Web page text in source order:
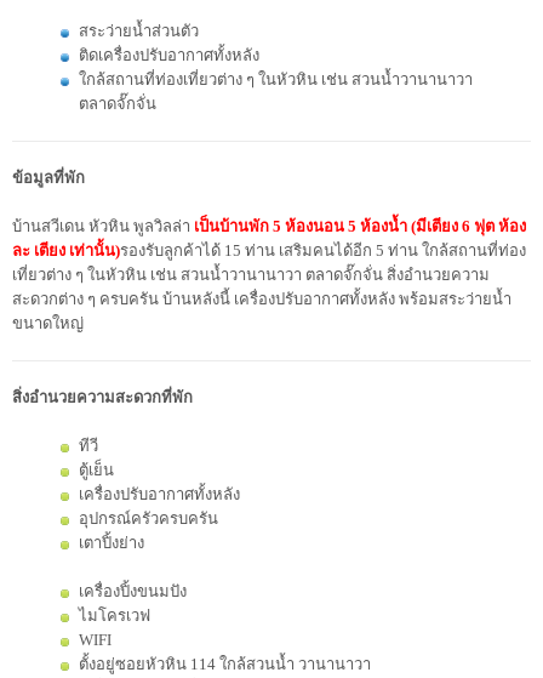
สระว่ายน้ำส่วนตัว
ติดเครื่องปรับอากาศทั้งหลัง
ใกล้สถานที่ท่องเที่ยวต่าง ๆ ในหัวหิน เช่น สวนน้ำวานานาวา
ตลาดจั๊กจั่น
ข้อมูลที่พัก
บ้านสวีเดน หัวหิน พูลวิลล่า เป็นบ้านพัก 5 ห้องนอน 5 ห้องน้ำ (มีเตียง 6 ฟุต ห้อง
ละ เตียง เท่านั้น)รองรับลูกค้าได้ 15 ท่าน เสริมคนได้อีก 5 ท่าน ใกล้สถานที่ท่อง
เที่ยวต่าง ๆ ในหัวหิน เช่น สวนน้ำวานานาวา ตลาดจั๊กจั่น สิ่งอำนวยความ
สะดวกต่าง ๆ ครบครัน บ้านหลังนี้ เครื่องปรับอากาศทั้งหลัง พร้อมสระว่ายน้ำ
ขนาดใหญ่
สิ่งอำนวยความสะดวกที่พัก
ทีวี
ตู้เย็น
เครื่องปรับอากาศทั้งหลัง
อุปกรณ์ครัวครบครัน
เตาปิ้งย่าง
เครื่องปิ้งขนมปัง
ไมโครเวฟ
WIFI
ตั้งอยู่ซอยหัวหิน 114 ใกล้สวนน้ำ วานานาวา